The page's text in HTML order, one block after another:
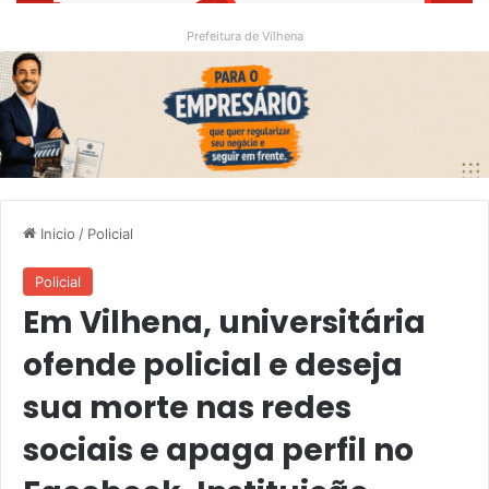
Prefeitura de Vilhena
Inicio / Policial
Policial
Em Vilhena, universitária
ofende policial e deseja
sua morte nas redes
sociais e apaga perfil no